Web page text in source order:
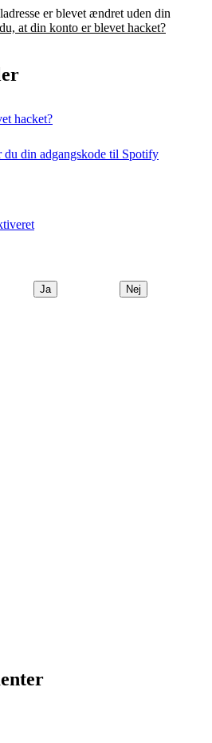
er blevet ændret uden din
at din konto er blevet hacket?
hacket?
din adgangskode til Spotify
Ja Nej